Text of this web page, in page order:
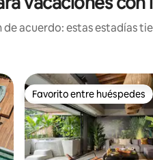
de acuerdo: estas estadías
Favorito entre huéspedes
Favorito entre huéspedes